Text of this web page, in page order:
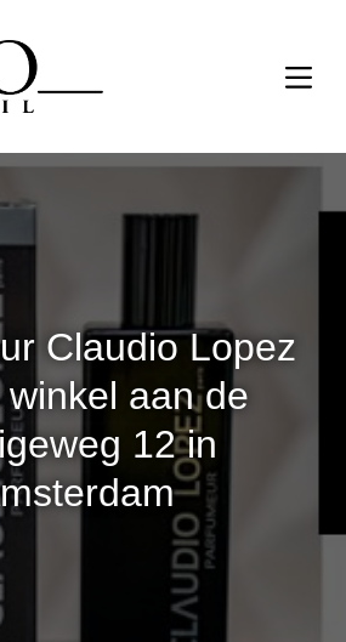
Claudio Lopez
aan de
12 in